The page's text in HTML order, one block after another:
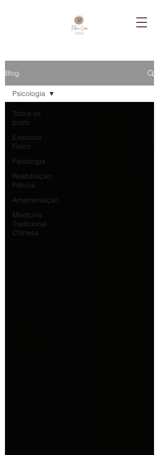
Blog
Todos os
posts
Exercício
Físico
Psicologia
Reabilitação
Pélvica
Amamentação
Medicina
Tradicional
Chinesa
Psicologia